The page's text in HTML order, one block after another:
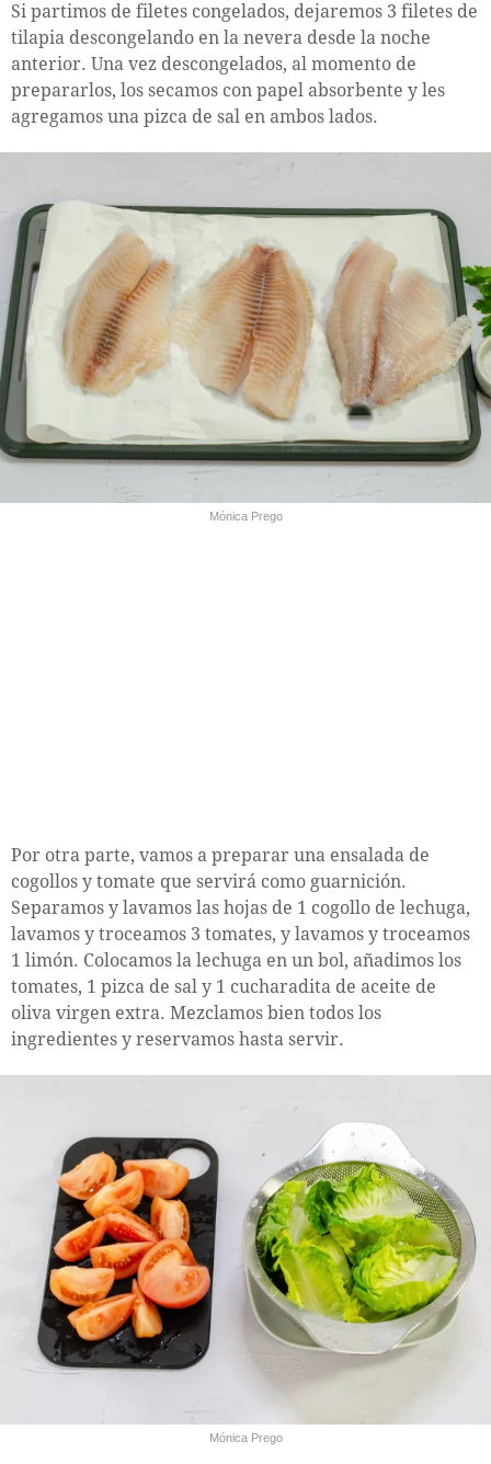
Si partimos de filetes congelados, dejaremos 3 filetes de
tilapia descongelando en la nevera desde la noche
anterior. Una vez descongelados, al momento de
prepararlos, los secamos con papel absorbente y les
agregamos una pizca de sal en ambos lados.
Mónica Prego
Por otra parte, vamos a preparar una ensalada de
cogollos y tomate que servirá como guarnición.
Separamos y lavamos las hojas de 1 cogollo de lechuga,
lavamos y troceamos 3 tomates, y lavamos y troceamos
1 limón. Colocamos la lechuga en un bol, añadimos los
tomates, 1 pizca de sal y 1 cucharadita de aceite de
oliva virgen extra. Mezclamos bien todos los
ingredientes y reservamos hasta servir.
Mónica Prego